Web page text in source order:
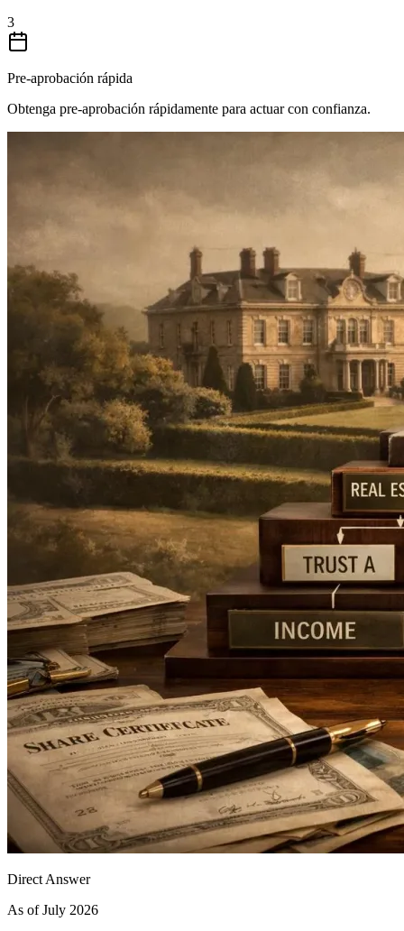
3
Pre-aprobación rápida
Obtenga pre-aprobación rápidamente para actuar con confianza.
Direct Answer
As of July 2026